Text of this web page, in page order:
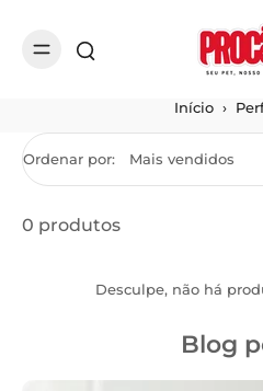
Início ›
Ordenar por:
0 produtos
Desculpe, não há
Blog